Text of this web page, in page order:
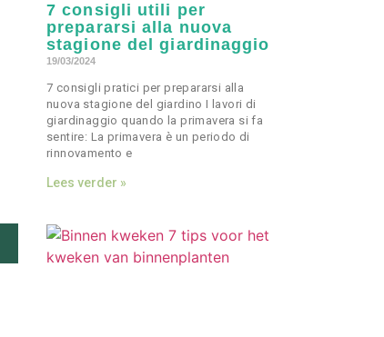
7 consigli utili per
prepararsi alla nuova
stagione del giardinaggio
19/03/2024
7 consigli pratici per prepararsi alla
nuova stagione del giardino I lavori di
giardinaggio quando la primavera si fa
sentire: La primavera è un periodo di
rinnovamento e
Lees verder »